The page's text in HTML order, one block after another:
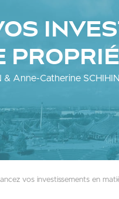
Anne-Catherine SCHIHIN
vos investissements en